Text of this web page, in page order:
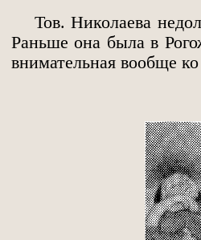
Тов. Николаева
Раньше она была в
внимательная вообще